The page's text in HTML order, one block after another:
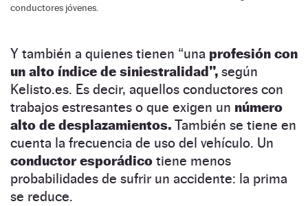
conductores jóvenes.
Y también a quienes tienen “una profesión con
un alto índice de siniestralidad”, según
Kelisto.es. Es decir, aquellos conductores con
trabajos estresantes o que exigen un número
alto de desplazamientos. También se tiene en
cuenta la frecuencia de uso del vehículo. Un
conductor esporádico tiene menos
probabilidades de sufrir un accidente: la prima
se reduce.